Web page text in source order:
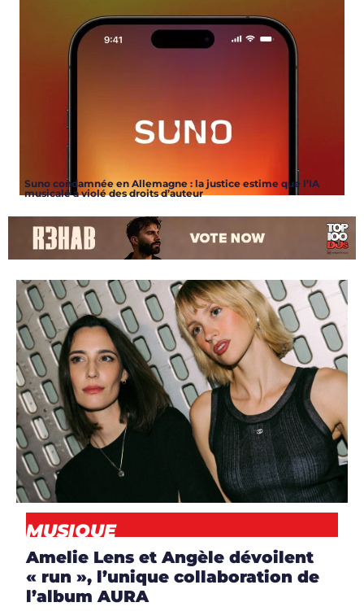
Suno condamnée en Allemagne : la justice estime que l’IA
musicale a violé des droits d’auteur
ARTICLES,ARTISTES,
ARTISTES,DJS,
MUSIQUE
,NEWS
MUSIQUE
Amelie Lens et Angèle dévoilent
« run », l’unique collaboration de
l’album AURA